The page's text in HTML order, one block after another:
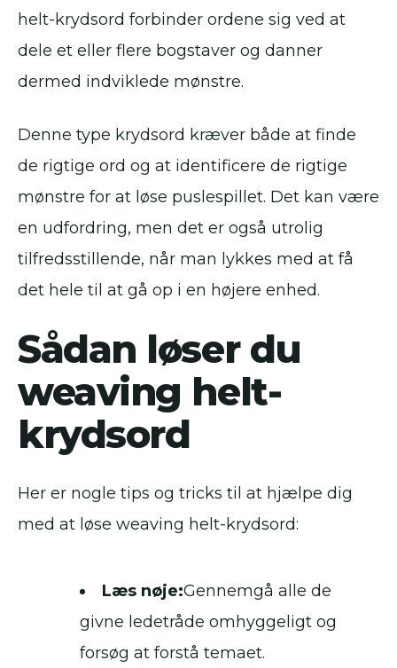
helt-krydsord forbinder ordene sig ved at
dele et eller flere bogstaver og danner
dermed indviklede mønstre.
Denne type krydsord kræver både at finde
de rigtige ord og at identificere de rigtige
mønstre for at løse puslespillet. Det kan være
en udfordring, men det er også utrolig
tilfredsstillende, når man lykkes med at få
det hele til at gå op i en højere enhed.
Sådan løser du
weaving helt-
krydsord
Her er nogle tips og tricks til at hjælpe dig
med at løse weaving helt-krydsord:
Læs nøje:Gennemgå alle de
givne ledetråde omhyggeligt og
forsøg at forstå temaet.